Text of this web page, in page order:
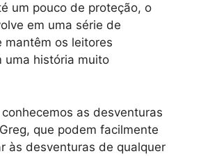
um pouco de proteção, o
em uma série de
mantêm os leitores
uma história muito
as desventuras
que podem facilmente
às desventuras de qualquer